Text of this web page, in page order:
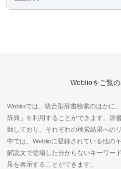
Weblioをご覧
Weblioでは、統合型辞書検索のほかに
辞典」を利用することができます。辞
動しており、それぞれの検索結果への
中では、Weblioに登録されている他の
解説文で登場した分からないキーワー
果を表示することができます。